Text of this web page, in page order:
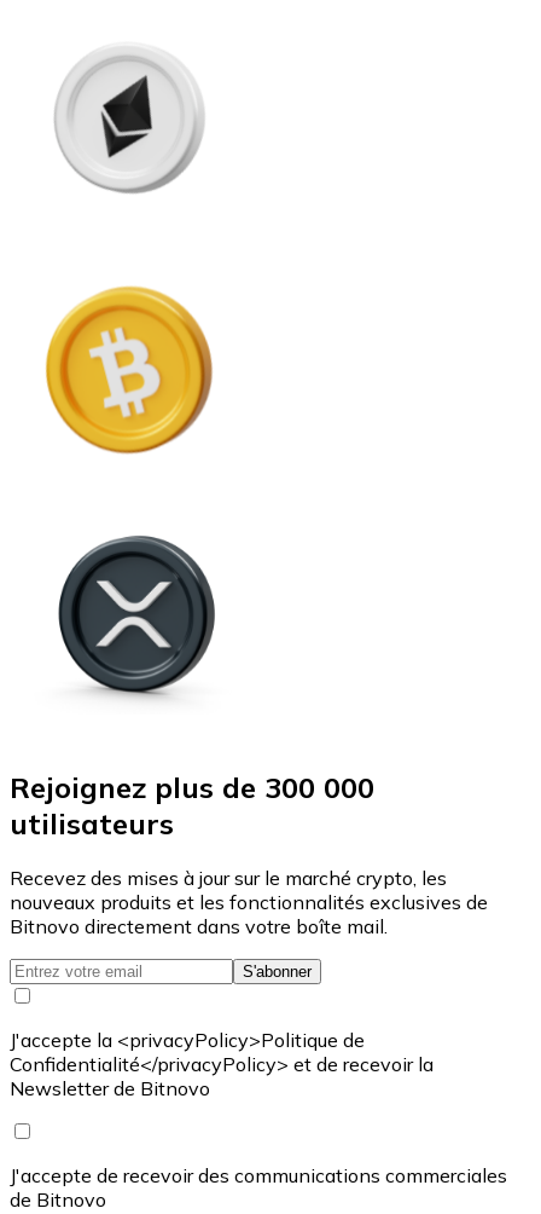
Rejoignez plus de 300 000
utilisateurs
Recevez des mises à jour sur le marché crypto, les
nouveaux produits et les fonctionnalités exclusives de
Bitnovo directement dans votre boîte mail.
S'abonner
J'accepte la <privacyPolicy>Politique de
Confidentialité</privacyPolicy> et de recevoir la
Newsletter de Bitnovo
J'accepte de recevoir des communications commerciales
de Bitnovo